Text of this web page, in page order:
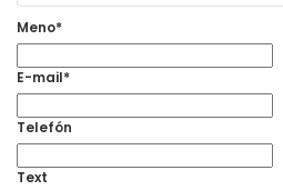
Meno*
E-mail*
Telefón
Text